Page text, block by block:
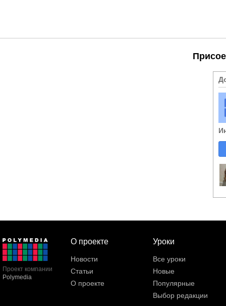
Проект компании
Polymedia
О проекте
Новости
Статьи
О проекте
Уроки
Все уроки
Новые
Популярные
Выбор редакции